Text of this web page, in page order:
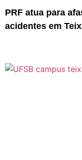
PRF atua para
acidentes em